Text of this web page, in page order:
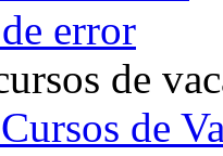
error
de
de